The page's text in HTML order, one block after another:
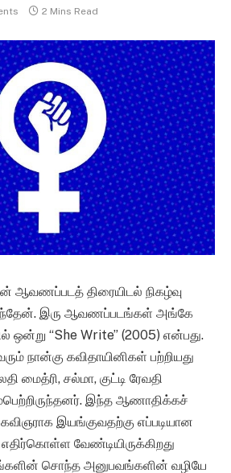
2 Mins Read
ஆவணப்படத் திரையிடல் நிகழ்வு
இரு ஆவணப்படங்கள் அங்கே
ஒன்று “She Write” (2005) என்பது.
நான்கு கவிதாயினிகள் பற்றியது
மைத்ரி, சல்மா, குட்டி ரேவதி
இந்த ஆணாதிக்கச்
இயங்குவதற்கு எப்படியான
வேண்டியிருக்கிறது
சொந்த அனுபவங்களின் வழியே